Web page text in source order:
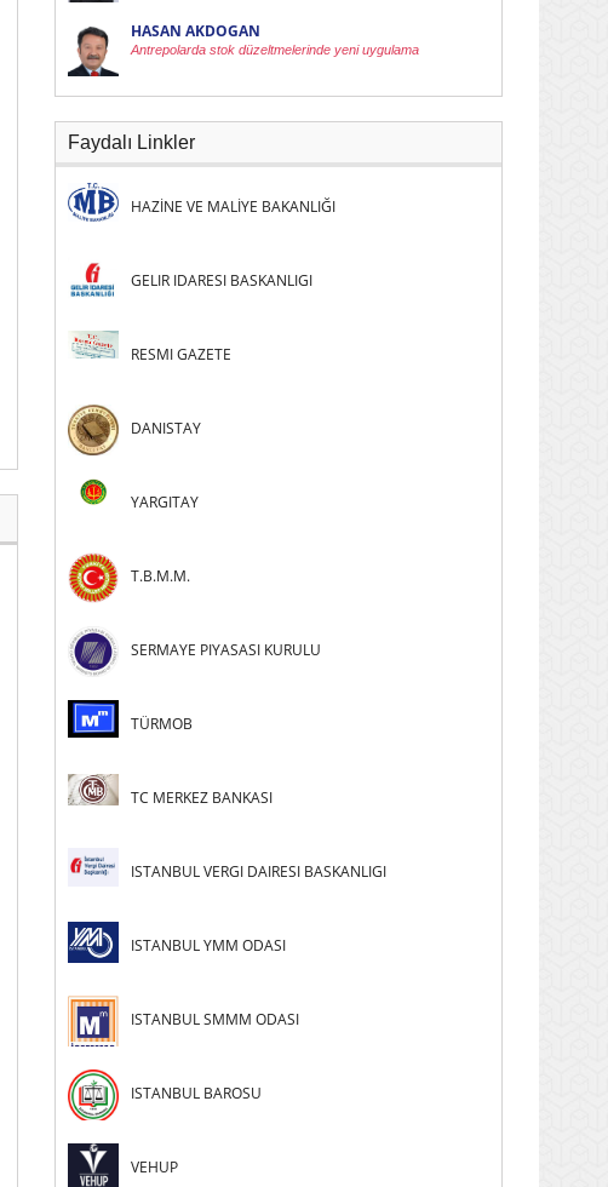
HASAN AKDOGAN
Antrepolarda stok düzeltmelerinde yeni uygulama
Faydalı Linkler
HAZİNE VE MALİYE BAKANLIĞI
GELIR IDARESI BASKANLIGI
RESMI GAZETE
DANISTAY
YARGITAY
T.B.M.M.
SERMAYE PIYASASI KURULU
TÜRMOB
TC MERKEZ BANKASI
ISTANBUL VERGI DAIRESI BASKANLIGI
ISTANBUL YMM ODASI
ISTANBUL SMMM ODASI
ISTANBUL BAROSU
VEHUP